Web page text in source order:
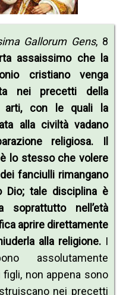
Gallorum Gens, 8
assaissimo che la
cristiano venga
nei precetti della
arti, con le quali la
alla civiltà vadano
religiosa. Il
è lo stesso che volere
fanciulli rimangano
Dio; tale disciplina è
soprattutto nell’età
aprire direttamente
alla religione. I
assolutamente
non appena sono
nei precetti